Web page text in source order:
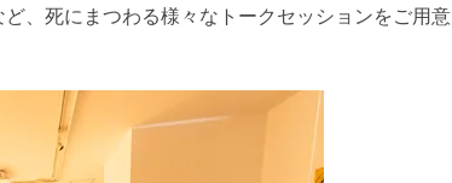
、死にまつわる様々なトークセッションをご用意